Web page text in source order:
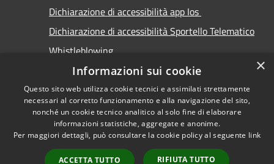
Dichiarazione di accessibilità app Ios
Dichiarazione di accessibilità Sportello Telematico
Whistleblowing
Accessibilità
Copyright © 2026 • Comune di
Carimate • Powered by
Municipium• Accesso
×
Informazioni sui cookie
Questo sito web utilizza cookie tecnici e assimilati strettamente
necessari al corretto funzionamento e alla navigazione del sito,
nonché un cookie tecnico analitico al solo fine di elaborare
informazioni statistiche, aggregate e anonime.
Per maggiori dettagli, può consultare la cookie policy al seguente link
ACCETTA TUTTO RIFIUTA TUTTO